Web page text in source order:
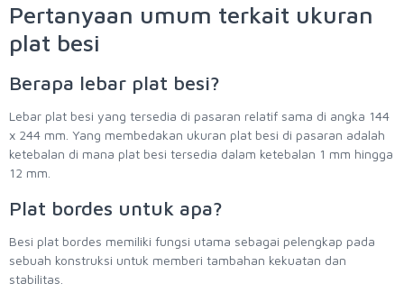
Pertanyaan umum terkait ukuran
plat besi
Berapa lebar plat besi?
Lebar plat besi yang tersedia di pasaran relatif sama di angka 144
x 244 mm. Yang membedakan ukuran plat besi di pasaran adalah
ketebalan di mana plat besi tersedia dalam ketebalan 1 mm hingga
12 mm.
Plat bordes untuk apa?
Besi plat bordes memiliki fungsi utama sebagai pelengkap pada
sebuah konstruksi untuk memberi tambahan kekuatan dan
stabilitas.